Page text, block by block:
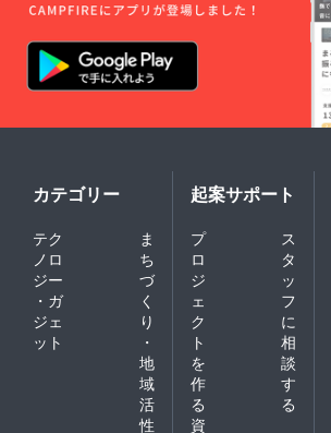
カテゴリー
テク
ノロ
ジー
・ガ
ジェ
ット
ま
ち
づ
く
り
・
地
域
活
性
起案サポート
プ
ロ
ジ
ェ
ク
ト
を
作
る
ス
タ
ッ
フ
に
相
談
す
る
資